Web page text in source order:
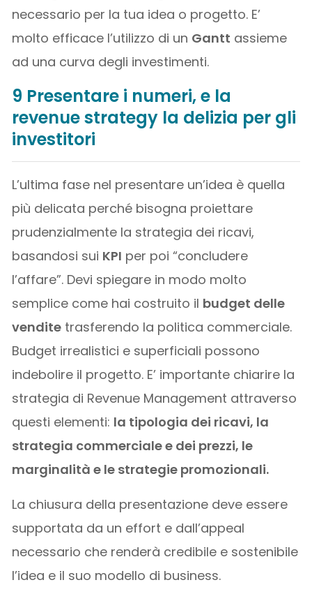
necessario per la tua idea o progetto. E’
molto efficace l’utilizzo di un Gantt assieme
ad una curva degli investimenti.
9 Presentare i numeri, e la
revenue strategy la delizia per gli
investitori
L’ultima fase nel presentare un’idea è quella
più delicata perché bisogna proiettare
prudenzialmente la strategia dei ricavi,
basandosi sui KPI per poi “concludere
l’affare”. Devi spiegare in modo molto
semplice come hai costruito il budget delle
vendite trasferendo la politica commerciale.
Budget irrealistici e superficiali possono
indebolire il progetto. E’ importante chiarire la
strategia di Revenue Management attraverso
questi elementi: la tipologia dei ricavi, la
strategia commerciale e dei prezzi, le
marginalità e le strategie promozionali.
La chiusura della presentazione deve essere
supportata da un effort e dall’appeal
necessario che renderà credibile e sostenibile
l’idea e il suo modello di business.